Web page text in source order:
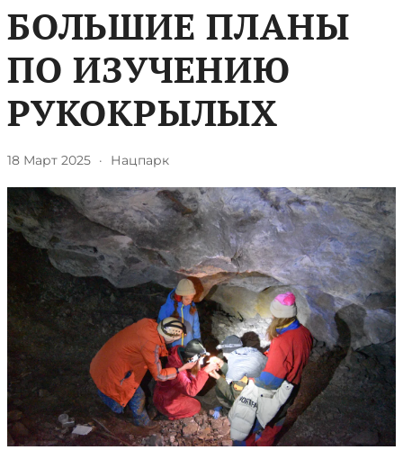
БОЛЬШИЕ ПЛАНЫ
ПО ИЗУЧЕНИЮ
РУКОКРЫЛЫХ
18 Март 2025 · Нацпарк